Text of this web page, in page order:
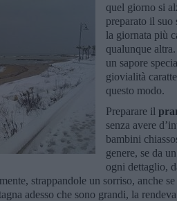
quel giorno si
preparato il suo
la giornata più
qualunque
un sapore
giovialità
questo modo.
Preparare il
senza avere
bambini
genere, se da
ogni dettaglio,
strappandole un sorriso, anche
adesso che sono grandi, la